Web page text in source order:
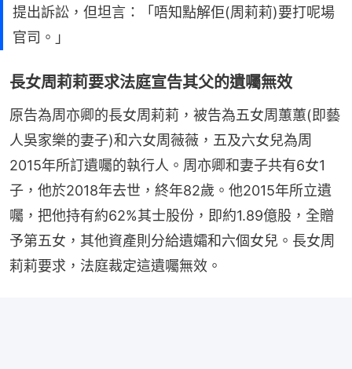
提出訴訟，但坦言：「唔知點解佢(周莉莉)要打呢場
官司。」
長女周莉莉要求法庭宣告其父的遺囑無效
原告為周亦卿的長女周莉莉，被告為五女周蕙蕙(即藝
人吳家樂的妻子)和六女周薇薇，五及六女兒為周
2015年所訂遺囑的執行人。周亦卿和妻子共有6女1
子，他於2018年去世，終年82歲。他2015年所立遺
囑，把他持有約62%其士股份，即約1.89億股，全贈
予第五女，其他資產則分給遺孀和六個女兒。長女周
莉莉要求，法庭裁定這遺囑無效。